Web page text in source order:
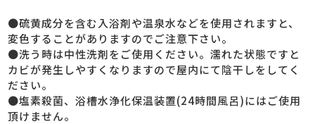
●硫黄成分を含む入浴剤や温泉水などを使用されますと、
変色することがありますのでご注意下さい。
●洗う時は中性洗剤をご使用ください。濡れた状態ですと
カビが発生しやすくなりますので屋内にて陰干しをしてく
ださい。
●塩素殺菌、浴槽水浄化保温装置(24時間風呂)にはご使用
頂けません。